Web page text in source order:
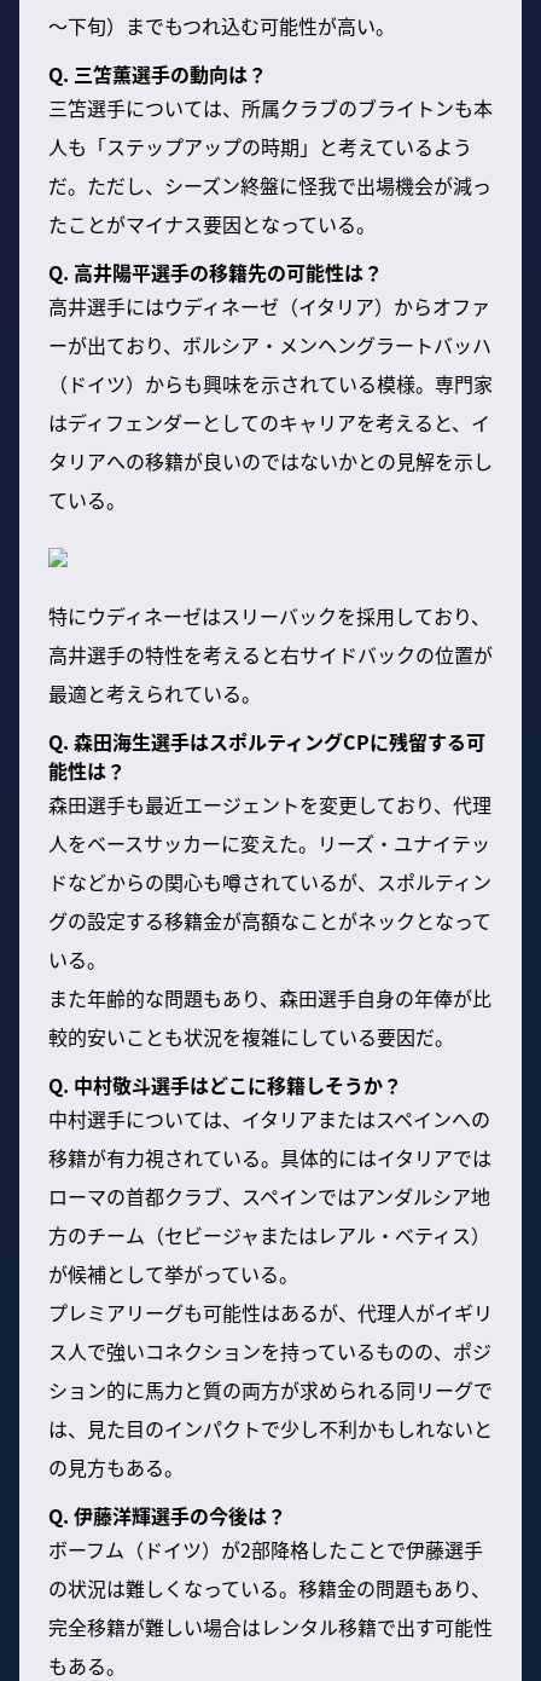
～下旬）までもつれ込む可能性が高い。
Q. 三笘薫選手の動向は？
三笘選手については、所属クラブのブライトンも本
人も「ステップアップの時期」と考えているよう
だ。ただし、シーズン終盤に怪我で出場機会が減っ
たことがマイナス要因となっている。
Q. 高井陽平選手の移籍先の可能性は？
高井選手にはウディネーゼ（イタリア）からオファ
ーが出ており、ボルシア・メンヘングラートバッハ
（ドイツ）からも興味を示されている模様。専門家
はディフェンダーとしてのキャリアを考えると、イ
タリアへの移籍が良いのではないかとの見解を示し
ている。
特にウディネーゼはスリーバックを採用しており、
高井選手の特性を考えると右サイドバックの位置が
最適と考えられている。
Q. 森田海生選手はスポルティングCPに残留する可
能性は？
森田選手も最近エージェントを変更しており、代理
人をベースサッカーに変えた。リーズ・ユナイテッ
ドなどからの関心も噂されているが、スポルティン
グの設定する移籍金が高額なことがネックとなって
いる。
また年齢的な問題もあり、森田選手自身の年俸が比
較的安いことも状況を複雑にしている要因だ。
Q. 中村敬斗選手はどこに移籍しそうか？
中村選手については、イタリアまたはスペインへの
移籍が有力視されている。具体的にはイタリアでは
ローマの首都クラブ、スペインではアンダルシア地
方のチーム（セビージャまたはレアル・ベティス）
が候補として挙がっている。
プレミアリーグも可能性はあるが、代理人がイギリ
ス人で強いコネクションを持っているものの、ポジ
ション的に馬力と質の両方が求められる同リーグで
は、見た目のインパクトで少し不利かもしれないと
の見方もある。
Q. 伊藤洋輝選手の今後は？
ボーフム（ドイツ）が2部降格したことで伊藤選手
の状況は難しくなっている。移籍金の問題もあり、
完全移籍が難しい場合はレンタル移籍で出す可能性
もある。